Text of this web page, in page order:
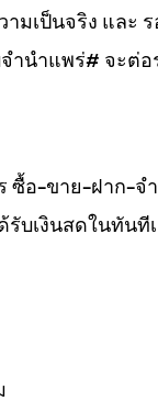
มเป็นจริง และ
ำนำแพร่# จะต่อ
ซื้อ-ขาย-ฝาก-จ
รับเงินสดในทัน